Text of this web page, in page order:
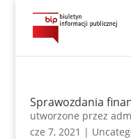
Sprawozdania
utworzone przez
cze 7, 2021 |